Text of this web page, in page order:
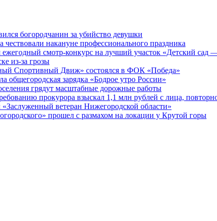
богородчанин за убийство девушки
накануне профессионального праздника
ежегодный смотр-конкурс на лучший участок «Детский сад
из-за грозы
Спортивный Движ» состоялся в ФОК «Победа»
общегородская зарядка «Бодрое утро России»
грядут масштабные дорожные работы
прокурора взыскал 1,1 млн рублей с лица,
ветеран Нижегородской области»
прошел с размахом на локации у Крутой горы